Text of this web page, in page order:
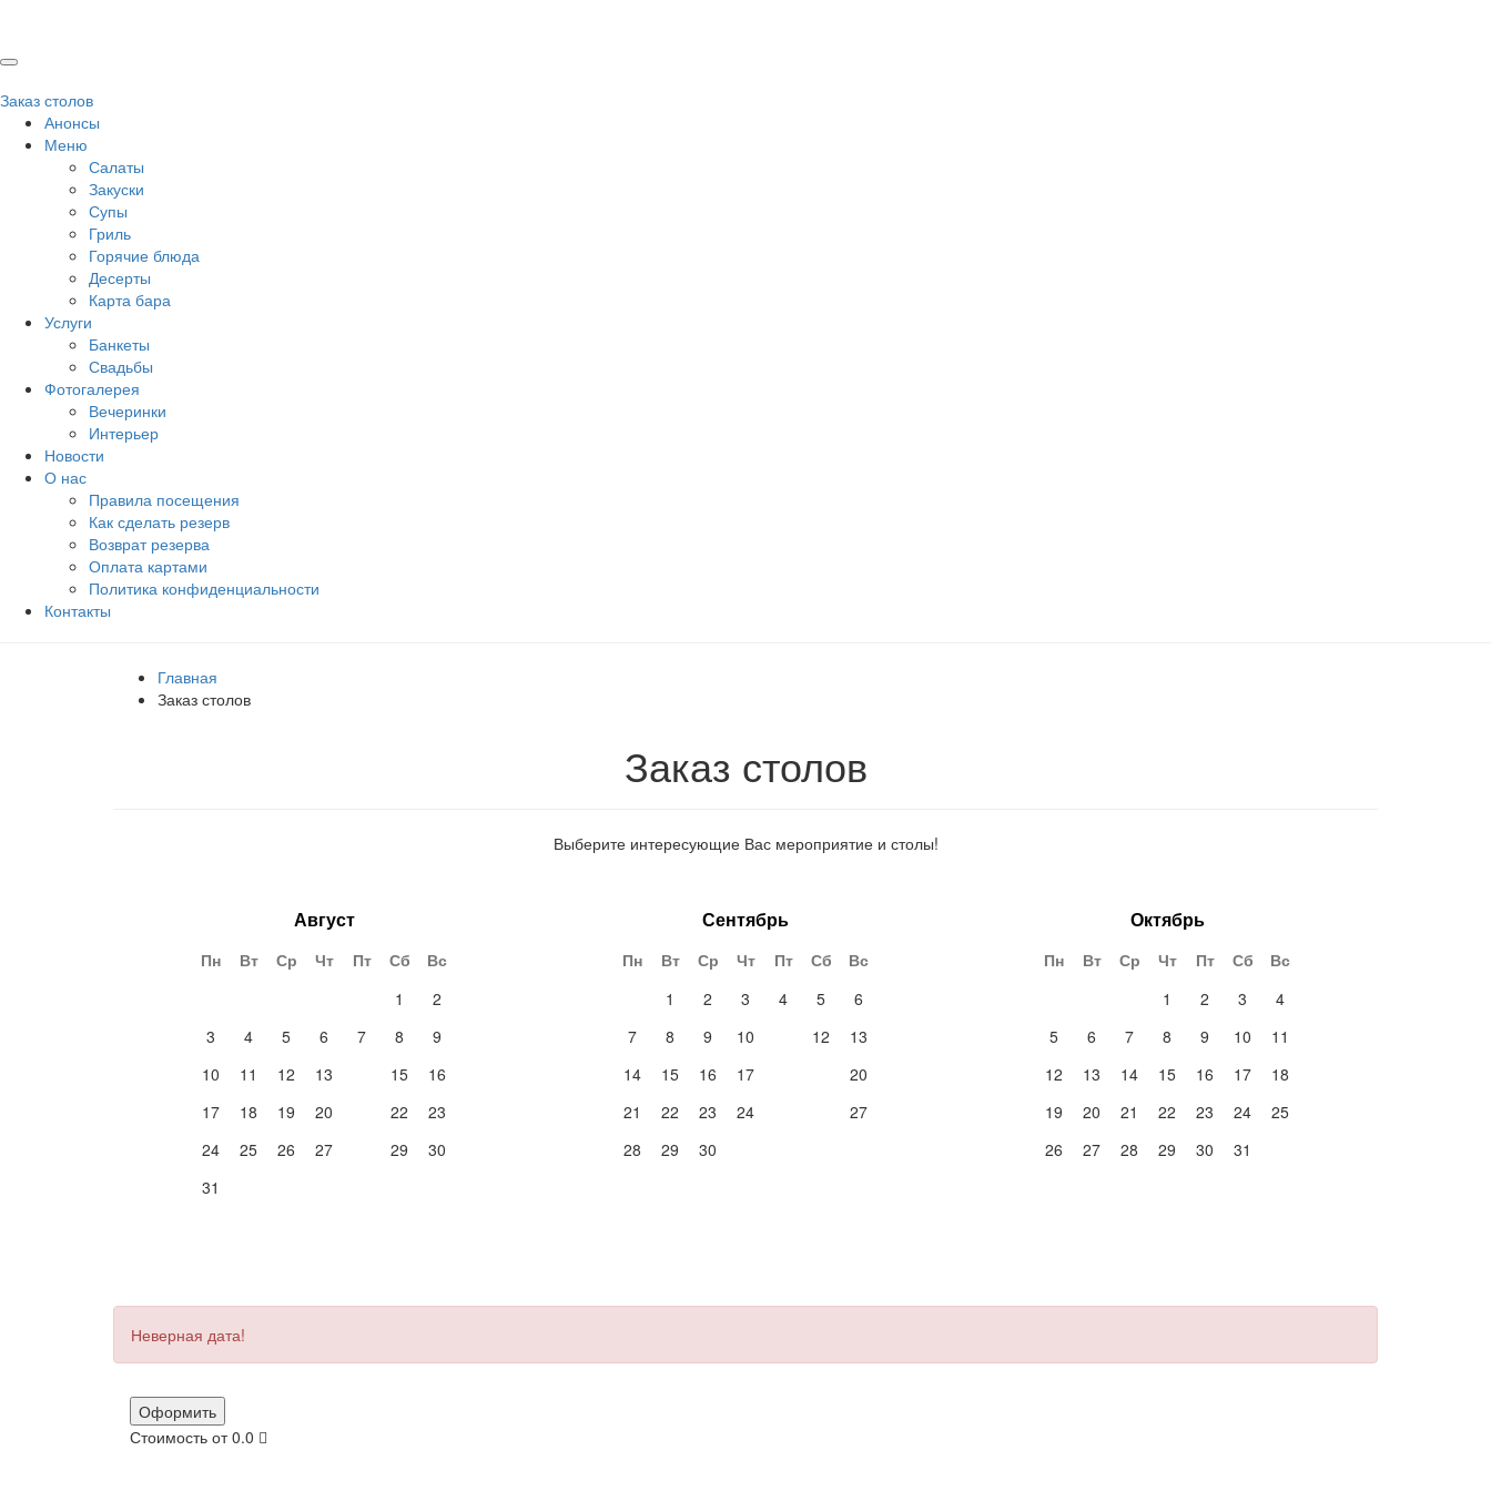
Заказ столов
Анонсы
Меню
Салаты
Закуски
Супы
Гриль
Горячие блюда
Десерты
Карта бара
Услуги
Банкеты
Свадьбы
Фотогалерея
Вечеринки
Интерьер
Новости
О нас
Правила посещения
Как сделать резерв
Возврат резерва
Оплата картами
Политика конфиденциальности
Контакты
Главная
Заказ столов
Заказ столов
Выберите интересующие Вас мероприятие и столы!
Август
Пн Вт Ср Чт Пт Сб
Вс
1
2
3
4 5 6 7 8
9
10
11 12 13 15
16
17
18 19 20 22
23
24
25 26 27 29
30
31
Сентябрь
Пн Вт Ср Чт Пт Сб
Вс
1
2 3 4 5
6
7
8 9 10 12
13
14
15 16 17
20
21
22 23 24
27
28
29 30
Октябрь
Пн Вт Ср Чт Пт Сб
Вс
1
2 3
4
5
6 7 8 9 10
11
12
13 14 15 16 17
18
19
20 21 22 23 24
25
26
27 28 29 30 31
Неверная дата!
Оформить
Стоимость от0.0